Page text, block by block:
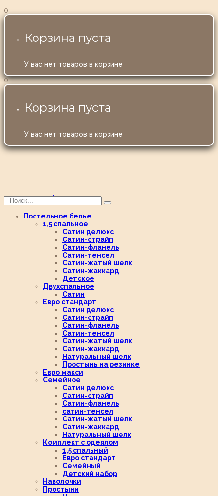
0
Корзина пуста
У вас нет товаров в корзине
0
Корзина пуста
У вас нет товаров в корзине
Постельное белье
1,5 спальное
Сатин делюкс
Сатин-страйп
Сатин-фланель
Сатин-тенсел
Сатин-жатый шелк
Сатин-жаккард
Детское
Двухспальное
Сатин
Евро стандарт
Сатин делюкс
Сатин-страйп
Сатин-фланель
Сатин-тенсел
Сатин-жатый шелк
Сатин-жаккард
Натуральный шелк
Простынь на резинке
Евро макси
Семейное
Сатин делюкс
Сатин-страйп
Сатин-фланель
сатин-тенсел
Сатин-жатый шелк
Сатин-жаккард
Натуральный шелк
Комплект с одеялом
1,5 спальный
Евро стандарт
Семейный
Детский набор
Наволочки
Простыни